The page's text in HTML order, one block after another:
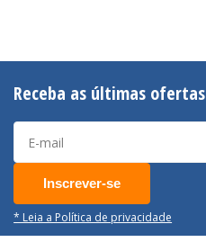
Receba as últimas
Inscrever-se
* Leia a Política de privacidade